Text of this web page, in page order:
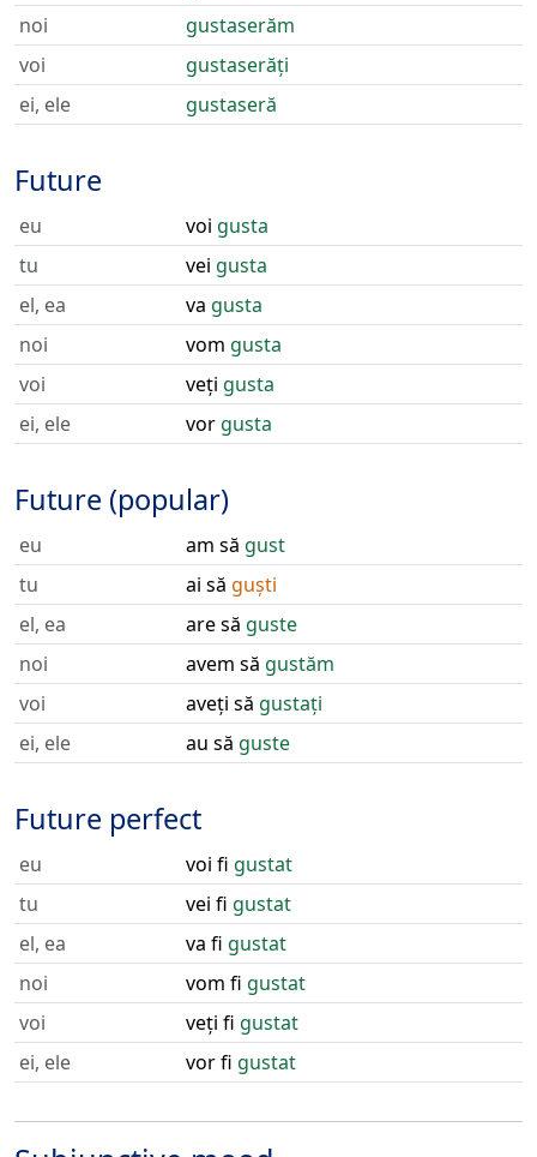
noi
gustaserăm
voi
gustaserăți
ei, ele
gustaseră
Future
eu voi gusta
tu
vei gusta
el, ea
va gusta
noi
vom gusta
voi
veți gusta
ei, ele
vor gusta
Future (popular)
eu am să gust
tu
ai să guști
el, ea
are să guste
noi
avem să gustăm
voi
aveți să gustați
ei, ele
au să guste
Future perfect
eu voi fi gustat
tu
vei fi gustat
el, ea
va fi gustat
noi
vom fi gustat
voi
veți fi gustat
ei, ele
vor fi gustat